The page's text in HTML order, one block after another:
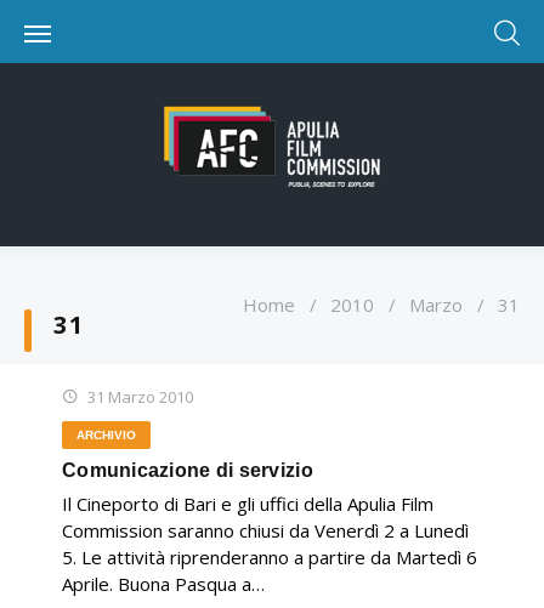
31
Home / 2010 / Marzo / 31
31 Marzo 2010
ARCHIVIO
Comunicazione di servizio
Il Cineporto di Bari e gli uffici della Apulia Film
Commission saranno chiusi da Venerdì 2 a Lunedì
5. Le attività riprenderanno a partire da Martedì 6
Aprile. Buona Pasqua a…